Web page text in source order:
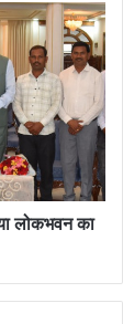
लोकभवन का